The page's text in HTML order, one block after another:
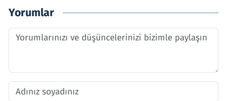
Yorumlar